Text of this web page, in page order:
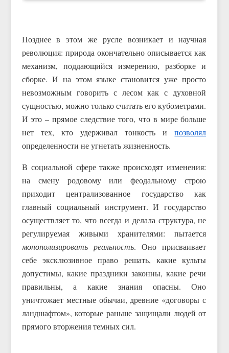
Позднее в этом же русле возникает и научная
революция: природа окончательно описывается как
механизм, поддающийся измерению, разборке и
сборке. И на этом языке становится уже просто
невозможным говорить с лесом как с духовной
сущностью, можно только считать его кубометрами.
И это – прямое следствие того, что в мире больше
нет тех, кто удерживал тонкость ипозволял
определенности не угнетать жизненность.
В социальной сфере также происходят изменения:
на смену родовому или феодальному строю
приходит централизованное государство как
главный социальный инструмент. И государство
осуществляет то, что всегда и делала структура, не
регулируемая живыми хранителями: пытается
монополизировать реальность. Оно присваивает
себе эксклюзивное право решать, какие культы
допустимы, какие праздники законны, какие речи
правильны, а какие знания опасны. Оно
уничтожает местные обычаи, древние «договоры с
ландшафтом», которые раньше защищали людей от
прямого вторжения темных сил.